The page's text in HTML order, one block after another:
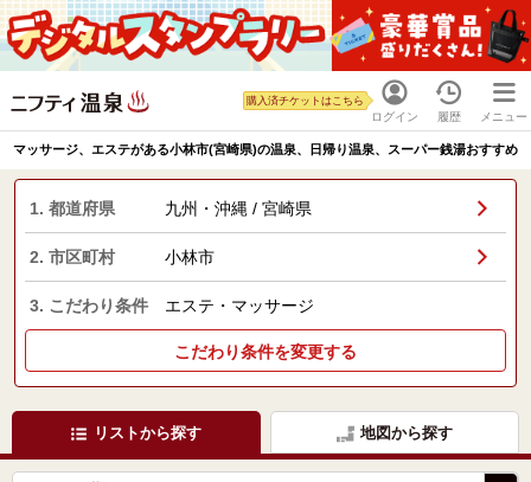
ログイン
購入済チケットはこちら
履歴 メニュー
マッサージ、エステがある小林市(宮崎県)の温泉、日帰り温泉、スーパー銭湯おすすめ
1. 都道府県 九州・沖縄 / 宮崎県
2. 市区町村 小林市
3. こだわり条件 エステ・マッサージ
こだわり条件を変更する
リストから探す 地図から探す